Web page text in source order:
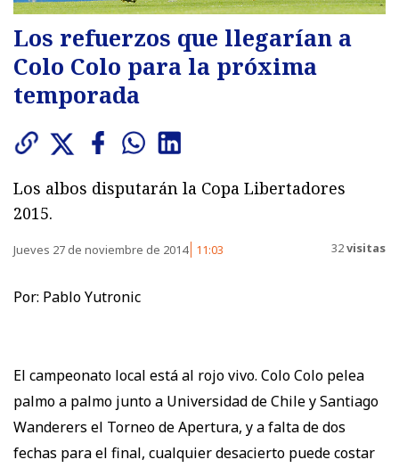
Los refuerzos que llegarían a
Colo Colo para la próxima
temporada
Los albos disputarán la Copa Libertadores
2015.
Jueves 27 de noviembre de 2014 11:03 32visitas
Por: Pablo Yutronic
El campeonato local está al rojo vivo. Colo Colo pelea
palmo a palmo junto a Universidad de Chile y Santiago
Wanderers el Torneo de Apertura, y a falta de dos
fechas para el final, cualquier desacierto puede costar